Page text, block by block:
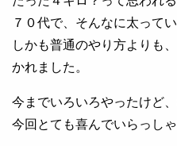
７０代で、そんなに太って
しかも普通のやり方よりも
かれました。
今までいろいろやったけど
今回とても喜んでいらっしゃ